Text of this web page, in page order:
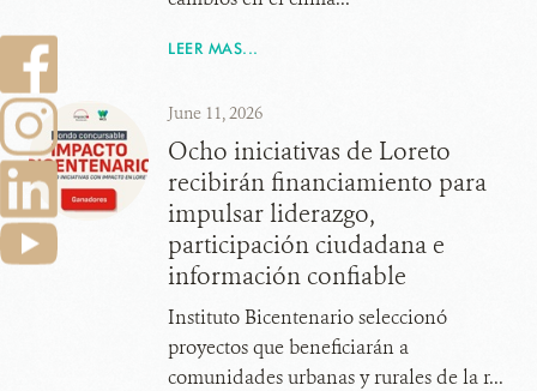
LEER MAS...
June 11, 2026
Ocho iniciativas de Loreto
recibirán financiamiento para
impulsar liderazgo,
participación ciudadana e
información confiable
Instituto Bicentenario seleccionó
proyectos que beneficiarán a
comunidades urbanas y rurales de la r...